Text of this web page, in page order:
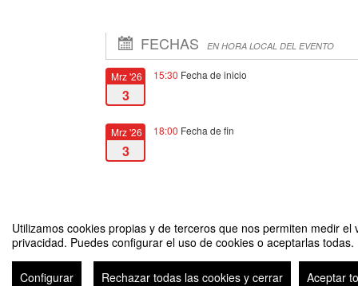
Utilizamos cookies propias y de terceros que nos permiten medir
privacidad. Puedes configurar el uso de cookies o aceptarlas
Configurar Rechazar todas las cookies y cerrar Aceptar
FECHAS EN HORA LOCAL DEL EVENTO
Mrz '26
3
15:30 Fecha de inicio
Mrz '26
3
18:00 Fecha de fin
El amor ¿Herramienta o fin? (Seminario de Historia Primitiva